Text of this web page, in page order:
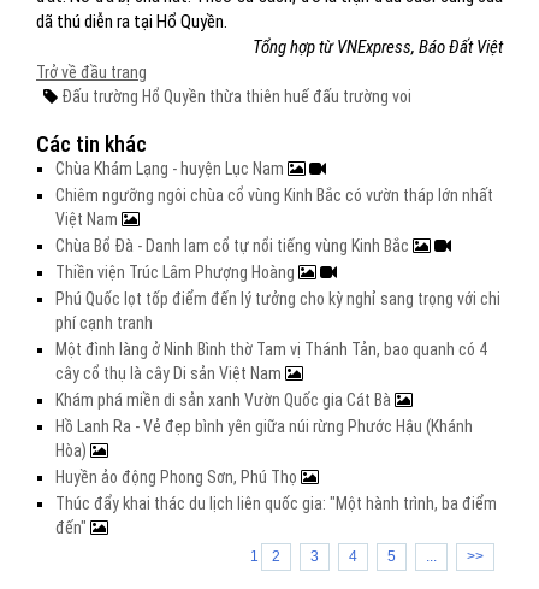
dã thú diễn ra tại Hổ Quyền.
Tổng hợp từ VNExpress, Báo Đất Việt
Trở về đầu trang
Đấu trường Hổ Quyền thừa thiên huếđấu trường voi
Các tin khác
Chùa Khám Lạng - huyện Lục Nam
Chiêm ngưỡng ngôi chùa cổ vùng Kinh Bắc có vườn tháp lớn nhất
Việt Nam
Chùa Bổ Đà - Danh lam cổ tự nổi tiếng vùng Kinh Bắc
Thiền viện Trúc Lâm Phượng Hoàng
Phú Quốc lọt tốp điểm đến lý tưởng cho kỳ nghỉ sang trọng với chi
phí cạnh tranh
Một đình làng ở Ninh Bình thờ Tam vị Thánh Tản, bao quanh có 4
cây cổ thụ là cây Di sản Việt Nam
Khám phá miền di sản xanh Vườn Quốc gia Cát Bà
Hồ Lanh Ra - Vẻ đẹp bình yên giữa núi rừng Phước Hậu (Khánh
Hòa)
Huyền ảo động Phong Sơn, Phú Thọ
Thúc đẩy khai thác du lịch liên quốc gia: "Một hành trình, ba điểm
đến"
1 2 3 4 5 ... >>